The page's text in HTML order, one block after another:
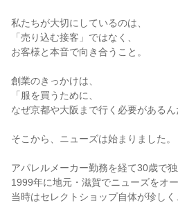
私たちが大切にしているのは、
「売り込む接客」ではなく、
お客様と本音で向き合うこと。
創業のきっかけは、
「服を買うために、
なぜ京都や大阪まで行く必要があるん
そこから、ニューズは始まりました。
アパレルメーカー勤務を経て30歳で独
1999年に地元・滋賀でニューズをオー
当時はセレクトショップ自体が珍しく